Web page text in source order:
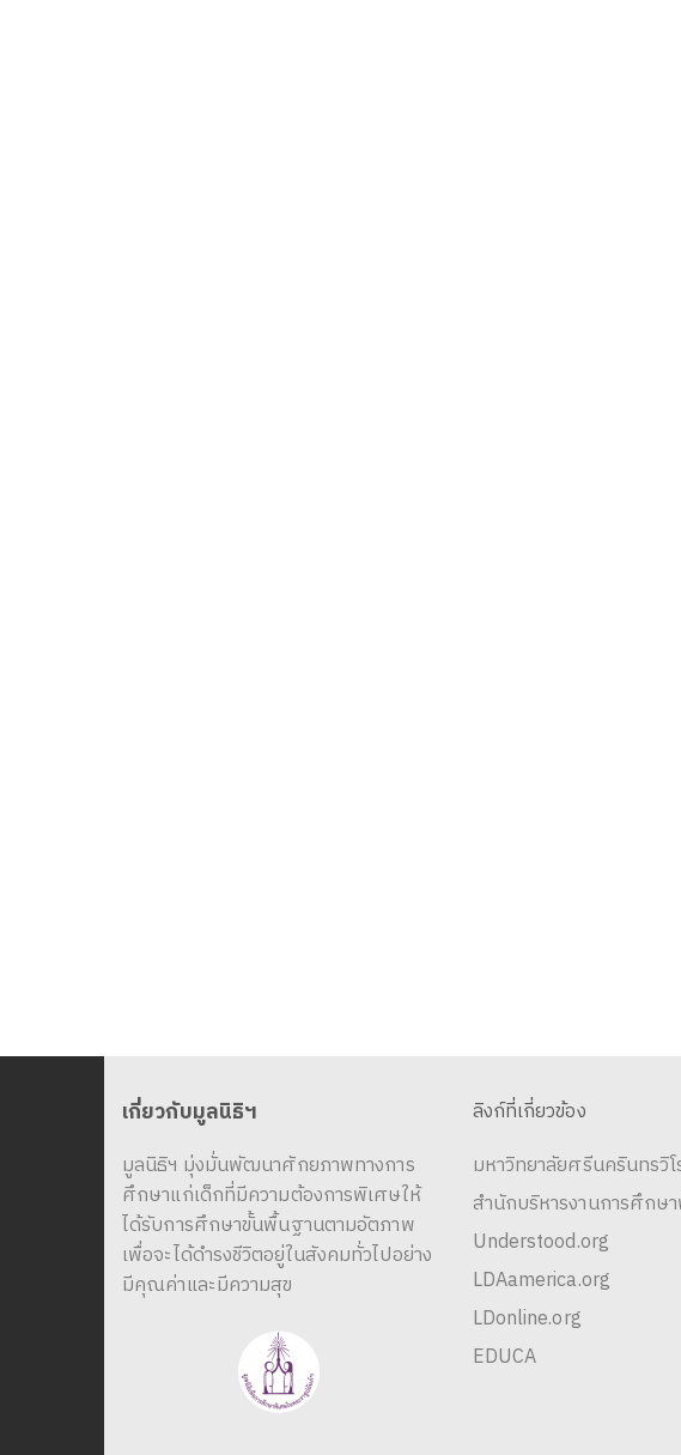
เกี่ยวกับมูลนิธิฯ
มูลนิธิฯ มุ่งมั่นพัฒนาศักยภาพทางการ
ศึกษาแก่เด็กที่มีความต้องการพิเศษให้
ได้รับการศึกษาขั้นพื้นฐานตามอัตภาพ
เพื่อจะได้ดำรงชีวิตอยู่ในสังคมทั่วไปอย่าง
มีคุณค่าและมีความสุข
ลิงก์ที่เกี่ยวข้อง
มหาวิทยาลัยศรีนครินทรวิ
สำนักบริหารงานการศึกษ
Understood.org
LDAamerica.org
LDonline.org
EDUCA